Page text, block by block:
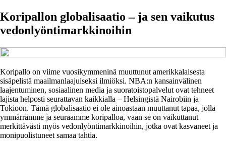
Koripallon globalisaatio – ja sen vaikutus
vedonlyöntimarkkinoihin
Koripallo on viime vuosikymmeninä muuttunut amerikkalaisesta
sisäpelistä maailmanlaajuiseksi ilmiöksi. NBA:n kansainvälinen
laajentuminen, sosiaalinen media ja suoratoistopalvelut ovat tehneet
lajista helposti seurattavan kaikkialla – Helsingistä Nairobiin ja
Tokioon. Tämä globalisaatio ei ole ainoastaan muuttanut tapaa, jolla
ymmärrämme ja seuraamme koripalloa, vaan se on vaikuttanut
merkittävästi myös vedonlyöntimarkkinoihin, jotka ovat kasvaneet ja
monipuolistuneet samaa tahtia.